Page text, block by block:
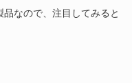
なので、注目してみると